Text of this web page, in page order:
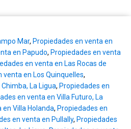
Mar, Propiedades en venta en
en Papudo, Propiedades en venta
en venta en Las Rocas de
venta en Los Quinquelles,
La Ligua, Propiedades en
en venta en Villa Futuro, La
en Villa Holanda, Propiedades en
en venta en Pullally, Propiedades